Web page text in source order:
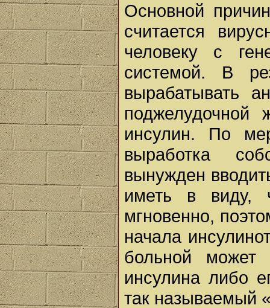
Основной
считается
человеку с
системой. В
вырабатывать
поджелудочной
инсулин. По
выработка
вынужден
иметь в виду,
мгновенно,
начала
больной может
инсулина либо
так называемый